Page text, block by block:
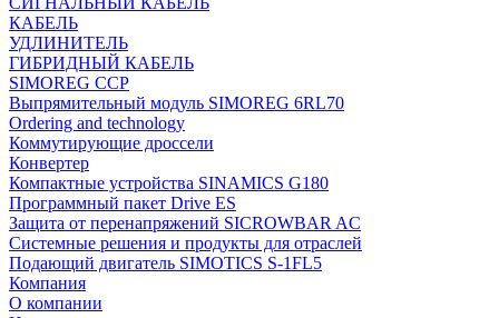
КАБЕЛЬ
УДЛИНИТЕЛЬ
ГИБРИДНЫЙ КАБЕЛЬ
SIMOREG CCP
Выпрямительный модуль SIMOREG 6RL70
Ordering and technology
Коммутирующие дроссели
Конвертер
Компактные устройства SINAMICS G180
Программный пакет Drive ES
Защита от перенапряжений SICROWBAR AC
Системные решения и продукты для отраслей
Подающий двигатель SIMOTICS S-1FL5
Компания
О компании